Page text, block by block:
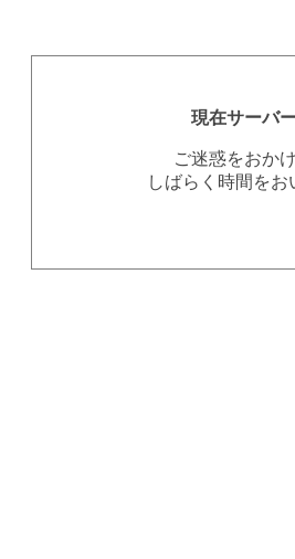
現在サーバ
ご迷惑をおか
しばらく時間を